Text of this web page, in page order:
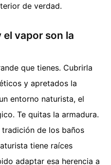
de verdad.
el vapor son la
que tienes. Cubrirla
y apretados la
entorno naturista, el
Te quitas la armadura.
tradición de los baños
tiene raíces
adaptar esa herencia a